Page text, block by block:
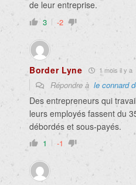
de leur entreprise.
3 -2
Border Lyne 1 mois il y a
Répondre à le connard
Des entrepreneurs qui
leurs employés fassent du
débordés et sous-payés.
1 -1